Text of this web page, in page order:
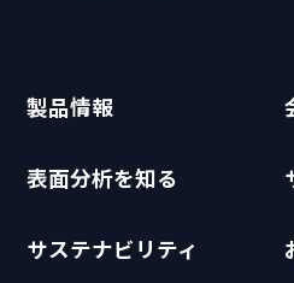
製品情報
表面分析を知る
サステナビリティ